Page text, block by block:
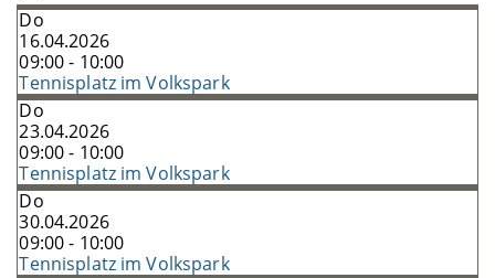
Do
16.04.2026
09:00 - 10:00
Tennisplatz im Volkspark
Do
23.04.2026
09:00 - 10:00
Tennisplatz im Volkspark
Do
30.04.2026
09:00 - 10:00
Tennisplatz im Volkspark